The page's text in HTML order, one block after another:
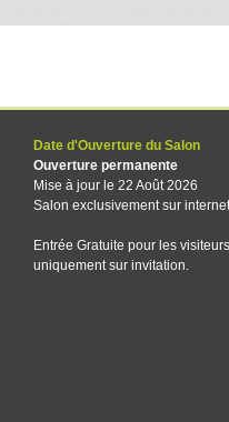
Date d'Ouverture du Salon
Ouverture permanente
Mise à jour le 22 Août 2026
Salon exclusivement sur internet
Entrée Gratuite pour les visiteurs
uniquement sur invitation.